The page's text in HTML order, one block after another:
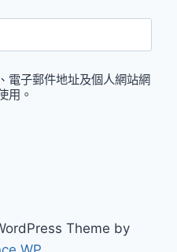
電子郵件地址及個人網站網
用。
Theme by